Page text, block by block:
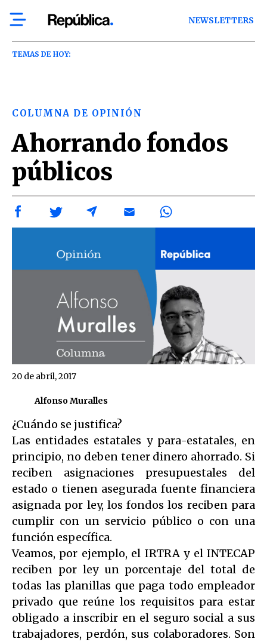
NEWSLETTERS
TEMAS DE HOY:
COLUMNA DE OPINIÓN
Ahorrando fondos
públicos
Alfonso Muralles
20 de abril, 2017
¿Cuándo se justifica?
Las entidades estatales y para-estatales, en
principio, no deben tener dinero ahorrado. Si
reciben asignaciones presupuestales del
estado o tienen asegurada fuente financiera
asignada por ley, los fondos los reciben para
cumplir con un servicio público o con una
función específica.
Veamos, por ejemplo, el IRTRA y el INTECAP
reciben por ley un porcentaje del total de
todas las planillas que paga todo empleador
privado que reúne los requisitos para estar
obligado a inscribir en el seguro social a sus
trabajadores, perdón, sus colaboradores. Son